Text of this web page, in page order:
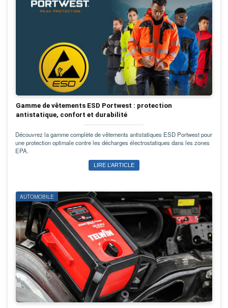
Gamme de vêtements ESD Portwest : protection
antistatique, confort et durabilité
Découvrez la gamme complète de vêtements antistatiques ESD Portwest pour
une protection optimale contre les décharges électrostatiques dans les zones
EPA.
LIRE L’ARTICLE
AUTOMOBILE